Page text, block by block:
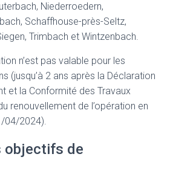
Niederroedern,
Schaffhouse-près-Seltz,
Trimbach et Wintzenbach.
n’est pas valable pour les
(jusqu’à 2 ans après la Déclaration
et la Conformité des Travaux
renouvellement de l’opération en
04/2024).
objectifs de